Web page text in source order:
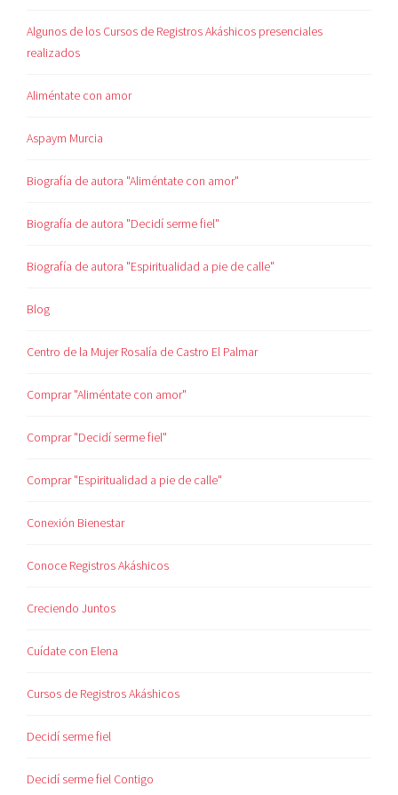
Algunos de los Cursos de Registros Akáshicos presenciales
realizados
Aliméntate con amor
Aspaym Murcia
Biografía de autora "Aliméntate con amor"
Biografía de autora "Decidí serme fiel"
Biografía de autora "Espiritualidad a pie de calle"
Blog
Centro de la Mujer Rosalía de Castro El Palmar
Comprar "Aliméntate con amor"
Comprar "Decidí serme fiel"
Comprar "Espiritualidad a pie de calle"
Conexión Bienestar
Conoce Registros Akáshicos
Creciendo Juntos
Cuídate con Elena
Cursos de Registros Akáshicos
Decidí serme fiel
Decidí serme fiel Contigo